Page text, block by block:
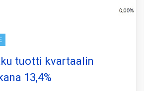
tuotti kvartaalin
13,4%